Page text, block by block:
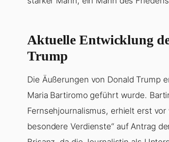
Aktuelle Entwicklung
Trump
Die Äußerungen von Donald Trump
Maria Bartiromo geführt wurde.
Fernsehjournalismus, erhielt erst
besondere Verdienste“ auf Antrag